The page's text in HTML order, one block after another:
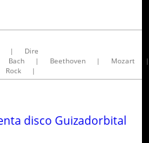
|
Dire
Bach | Beethoven | Mozart
|
Rock |